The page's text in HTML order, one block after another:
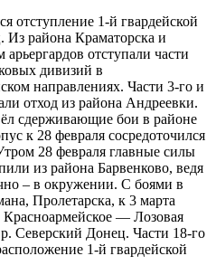
отступление 1-й гвардейской
Из района Краматорска и
отступали части
дивизий в
направлениях. Части 3-го и
отход из района Андреевки.
сдерживающие бои в районе
к 28 февраля сосредоточился
28 февраля главные силы
из района Барвенково, ведя
– в окружении. С боями в
Пролетарска, к 3 марта
Красноармейское — Лозовая
Северский Донец. Части 18-го
1-й гвардейской